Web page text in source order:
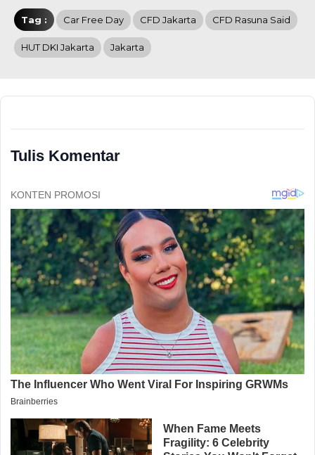
Tag : Car Free Day CFD Jakarta CFD Rasuna Said
HUT DKI Jakarta Jakarta
Tulis Komentar